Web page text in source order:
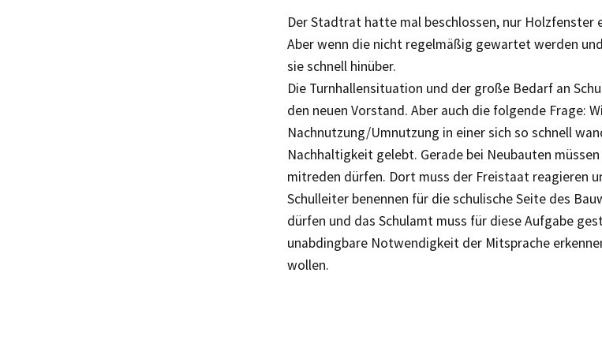
Der Stadtrat hatte mal beschlossen, nur Holzfenster
Aber wenn die nicht regelmäßig gewartet werden
sie schnell hinüber.
Die Turnhallensituation und der große Bedarf an
den neuen Vorstand. Aber auch die folgende Frage:
Nachnutzung/Umnutzung in einer sich so schnell
Nachhaltigkeit gelebt. Gerade bei Neubauten
mitreden dürfen. Dort muss der Freistaat reagieren
Schulleiter benennen für die schulische Seite des
dürfen und das Schulamt muss für diese Aufgabe
unabdingbare Notwendigkeit der Mitsprache
wollen.